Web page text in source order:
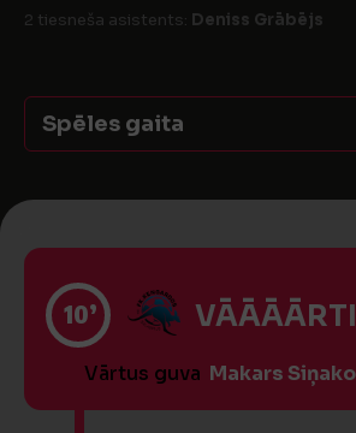
2 tiesneša asistents: Deniss Grābējs
Spēles gaita
10’
Vārtus guva Makars